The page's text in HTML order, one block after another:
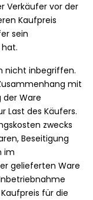
Verkäufer vor der
Kaufpreis
sein
nicht inbegriffen.
mit
der Ware
Last des Käufers.
zwecks
Beseitigung
im
gelieferten Ware
für die